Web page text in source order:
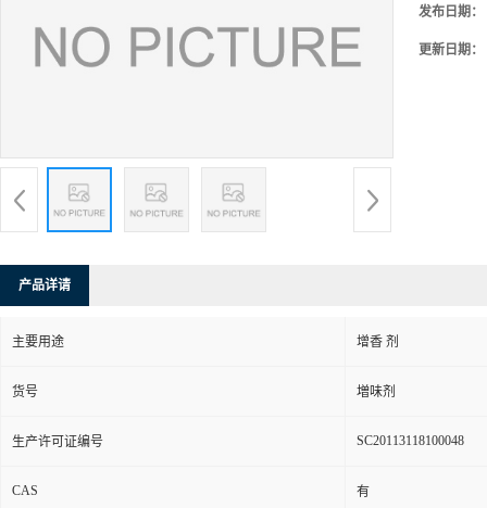
发布日期：
更新日期：
产品详请
主要用途 增香 剂
货号 増味剂
生产许可证编号 SC20113118100048
CAS 有